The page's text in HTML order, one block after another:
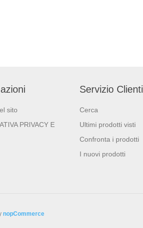
sito
PRIVACY E
Servizio Clienti
Cerca
Ultimi prodotti visti
Confronta i prodotti
I nuovi prodotti
nopCommerce